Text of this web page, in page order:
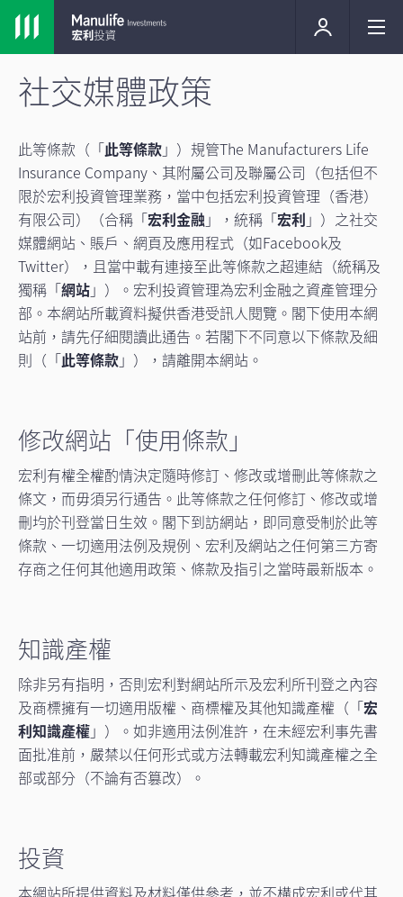
社交媒體政策
此等條款（「此等條款」）規管The Manufacturers Life
Insurance Company、其附屬公司及聯屬公司（包括但不
限於宏利投資管理業務，當中包括宏利投資管理（香港）
有限公司）（合稱「宏利金融」，統稱「宏利 」）之社交
媒體網站、賬戶、網頁及應用程式（如Facebook及
Twitter），且當中載有連接至此等條款之超連結（統稱及
獨稱「網站」）。宏利投資管理為宏利金融之資產管理分
部。本網站所載資料擬供香港受訊人閱覽。閣下使用本網
站前，請先仔細閱讀此通告。若閣下不同意以下條款及細
則（「此等條款」），請離開本網站。
修改網站「使用條款」
宏利有權全權酌情決定隨時修訂、修改或增刪此等條款之
條文，而毋須另行通告。此等條款之任何修訂、修改或增
刪均於刊登當日生效。閣下到訪網站，即同意受制於此等
條款、一切適用法例及規例、宏利及網站之任何第三方寄
存商之任何其他適用政策、條款及指引之當時最新版本。
知識產權
除非另有指明，否則宏利對網站所示及宏利所刊登之內容
及商標擁有一切適用版權、商標權及其他知識產權（「宏
利知識產權」）。如非適用法例准許，在未經宏利事先書
面批准前，嚴禁以任何形式或方法轉載宏利知識產權之全
部或部分（不論有否篡改）。
投資
本網站所提供資料及材料僅供參考，並不構成宏利或代其